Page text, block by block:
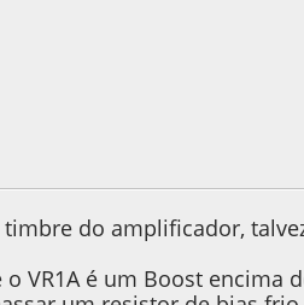
do amplificador,
VR1A é um Boost encima